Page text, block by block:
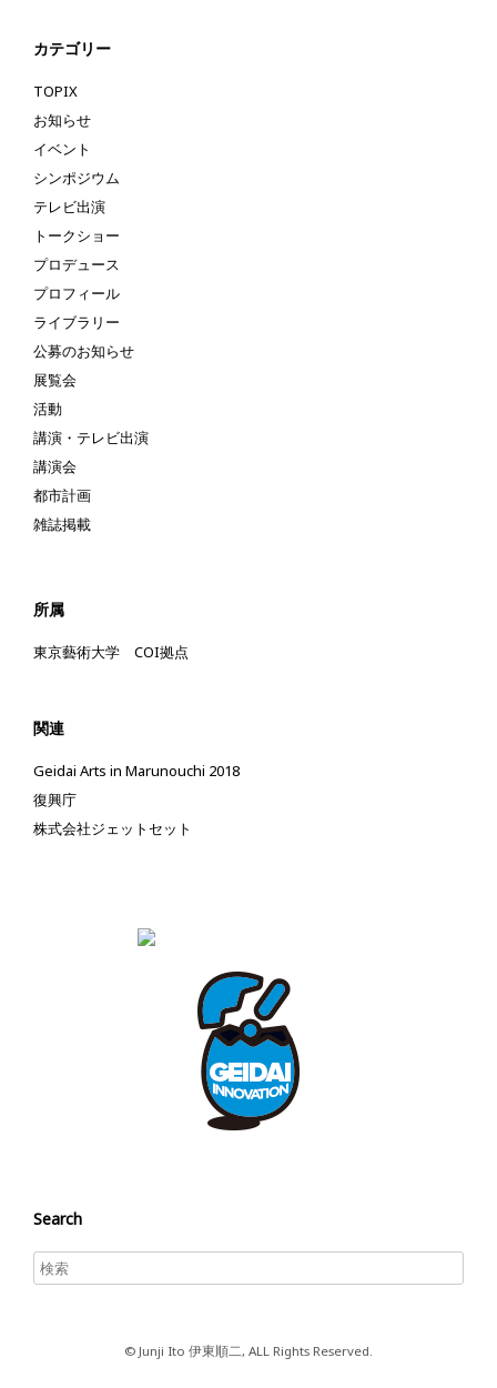
カテゴリー
TOPIX
お知らせ
イベント
シンポジウム
テレビ出演
トークショー
プロデュース
プロフィール
ライブラリー
公募のお知らせ
展覧会
活動
講演・テレビ出演
講演会
都市計画
雑誌掲載
所属
東京藝術大学 COI拠点
関連
Geidai Arts in Marunouchi 2018
復興庁
株式会社ジェットセット
Search
© Junji Ito 伊東順二, ALL Rights Reserved.